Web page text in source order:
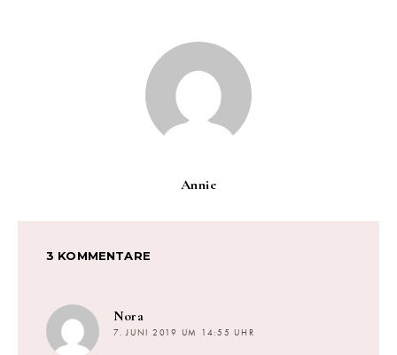
Annie
3 KOMMENTARE
Nora
7. JUNI 2019 UM 14:55 UHR